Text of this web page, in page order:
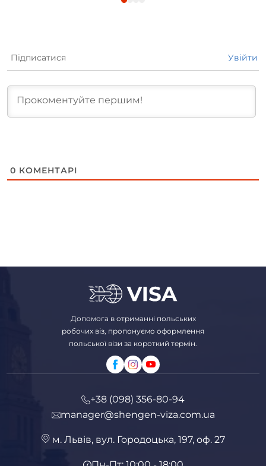
Підписатися Увійти
0 КОМЕНТАРІ
Допомога в отриманні польських
робочих віз, пропонуємо оформлення
польської візи за короткий термін.
+38 (098) 356-80-94
manager@shengen-viza.com.ua
м. Львів, вул. Городоцька, 197, оф. 27